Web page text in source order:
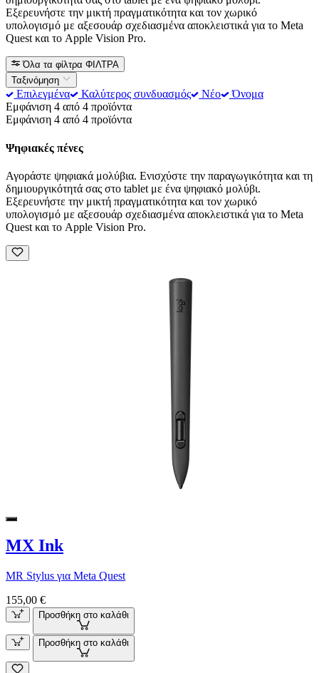
Εξερευνήστε την μικτή πραγματικότητα και τον χωρικό
υπολογισμό με αξεσουάρ σχεδιασμένα αποκλειστικά για το Meta
Quest και το Apple Vision Pro.
Όλα τα φίλτρα ΦΙΛΤΡΑ
Ταξινόμηση
Επιλεγμένα Καλύτερος συνδυασμός Νέο
Όνομα
Εμφάνιση 4 από 4 προϊόντα
Εμφάνιση 4 από 4 προϊόντα
Ψηφιακές πένες
Αγοράστε ψηφιακά μολύβια. Ενισχύστε την παραγωγικότητα και τη
δημιουργικότητά σας στο tablet με ένα ψηφιακό μολύβι.
Εξερευνήστε την μικτή πραγματικότητα και τον χωρικό
υπολογισμό με αξεσουάρ σχεδιασμένα αποκλειστικά για το Meta
Quest και το Apple Vision Pro.
MX Ink
MR Stylus για Meta Quest
155,00 €
Προσθήκη στο καλάθι
Προσθήκη στο καλάθι